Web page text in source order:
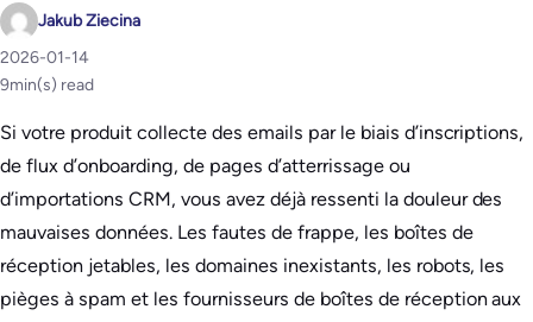
Jakub Ziecina
2026-01-14
9min(s) read
Si votre produit collecte des emails par le biais d’inscriptions,
de flux d’onboarding, de pages d’atterrissage ou
d’importations CRM, vous avez déjà ressenti la douleur des
mauvaises données. Les fautes de frappe, les boîtes de
réception jetables, les domaines inexistants, les robots, les
pièges à spam et les fournisseurs de boîtes de réception aux